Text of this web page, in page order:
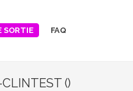
SORTIE FAQ
()